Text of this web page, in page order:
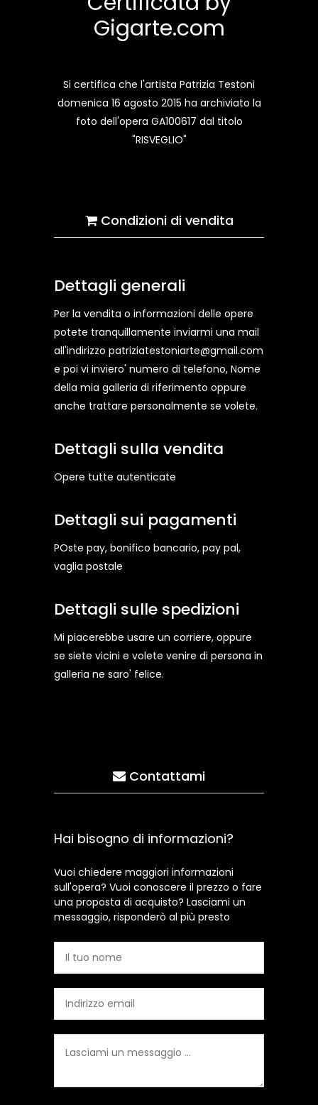
Gigarte.com
Si certifica che l'artista Patrizia Testoni
domenica 16 agosto 2015 ha archiviato la
foto dell'opera GA100617 dal titolo
"RISVEGLIO"
Condizioni di vendita
Dettagli generali
Per la vendita o informazioni delle opere
potete tranquillamente inviarmi una mail
all'indirizzo patriziatestoniarte@gmail.com
e poi vi inviero' numero di telefono, Nome
della mia galleria di riferimento oppure
anche trattare personalmente se volete.
Dettagli sulla vendita
Opere tutte autenticate
Dettagli sui pagamenti
POste pay, bonifico bancario, pay pal,
vaglia postale
Dettagli sulle spedizioni
Mi piacerebbe usare un corriere, oppure
se siete vicini e volete venire di persona in
galleria ne saro' felice.
Contattami
Hai bisogno di informazioni?
Vuoi chiedere maggiori informazioni
sull'opera? Vuoi conoscere il prezzo o fare
una proposta di acquisto? Lasciami un
messaggio, risponderò al più presto